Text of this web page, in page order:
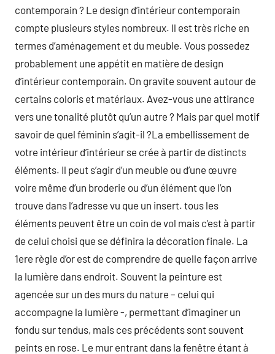
contemporain ? Le design d’intérieur contemporain
compte plusieurs styles nombreux. Il est très riche en
termes d’aménagement et du meuble. Vous possedez
probablement une appétit en matière de design
d’intérieur contemporain. On gravite souvent autour de
certains coloris et matériaux. Avez-vous une attirance
vers une tonalité plutôt qu’un autre ? Mais par quel motif
savoir de quel féminin s’agit-il ?La embellissement de
votre intérieur d’intérieur se crée à partir de distincts
éléments. Il peut s’agir d’un meuble ou d’une œuvre
voire même d’un broderie ou d’un élément que l’on
trouve dans l’adresse vu que un insert. tous les
éléments peuvent être un coin de vol mais c’est à partir
de celui choisi que se définira la décoration finale. La
1ere règle d’or est de comprendre de quelle façon arrive
la lumière dans endroit. Souvent la peinture est
agencée sur un des murs du nature – celui qui
accompagne la lumière -, permettant d’imaginer un
fondu sur tendus, mais ces précédents sont souvent
peints en rose. Le mur entrant dans la fenêtre étant à